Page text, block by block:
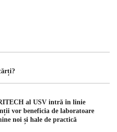
al USV intră în linie
vor beneficia de laboratoare
noi și hale de practică